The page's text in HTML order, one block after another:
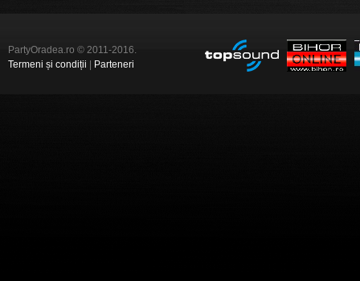
PartyOradea.ro © 2011-2016.
Termeni și condiții
Parteneri